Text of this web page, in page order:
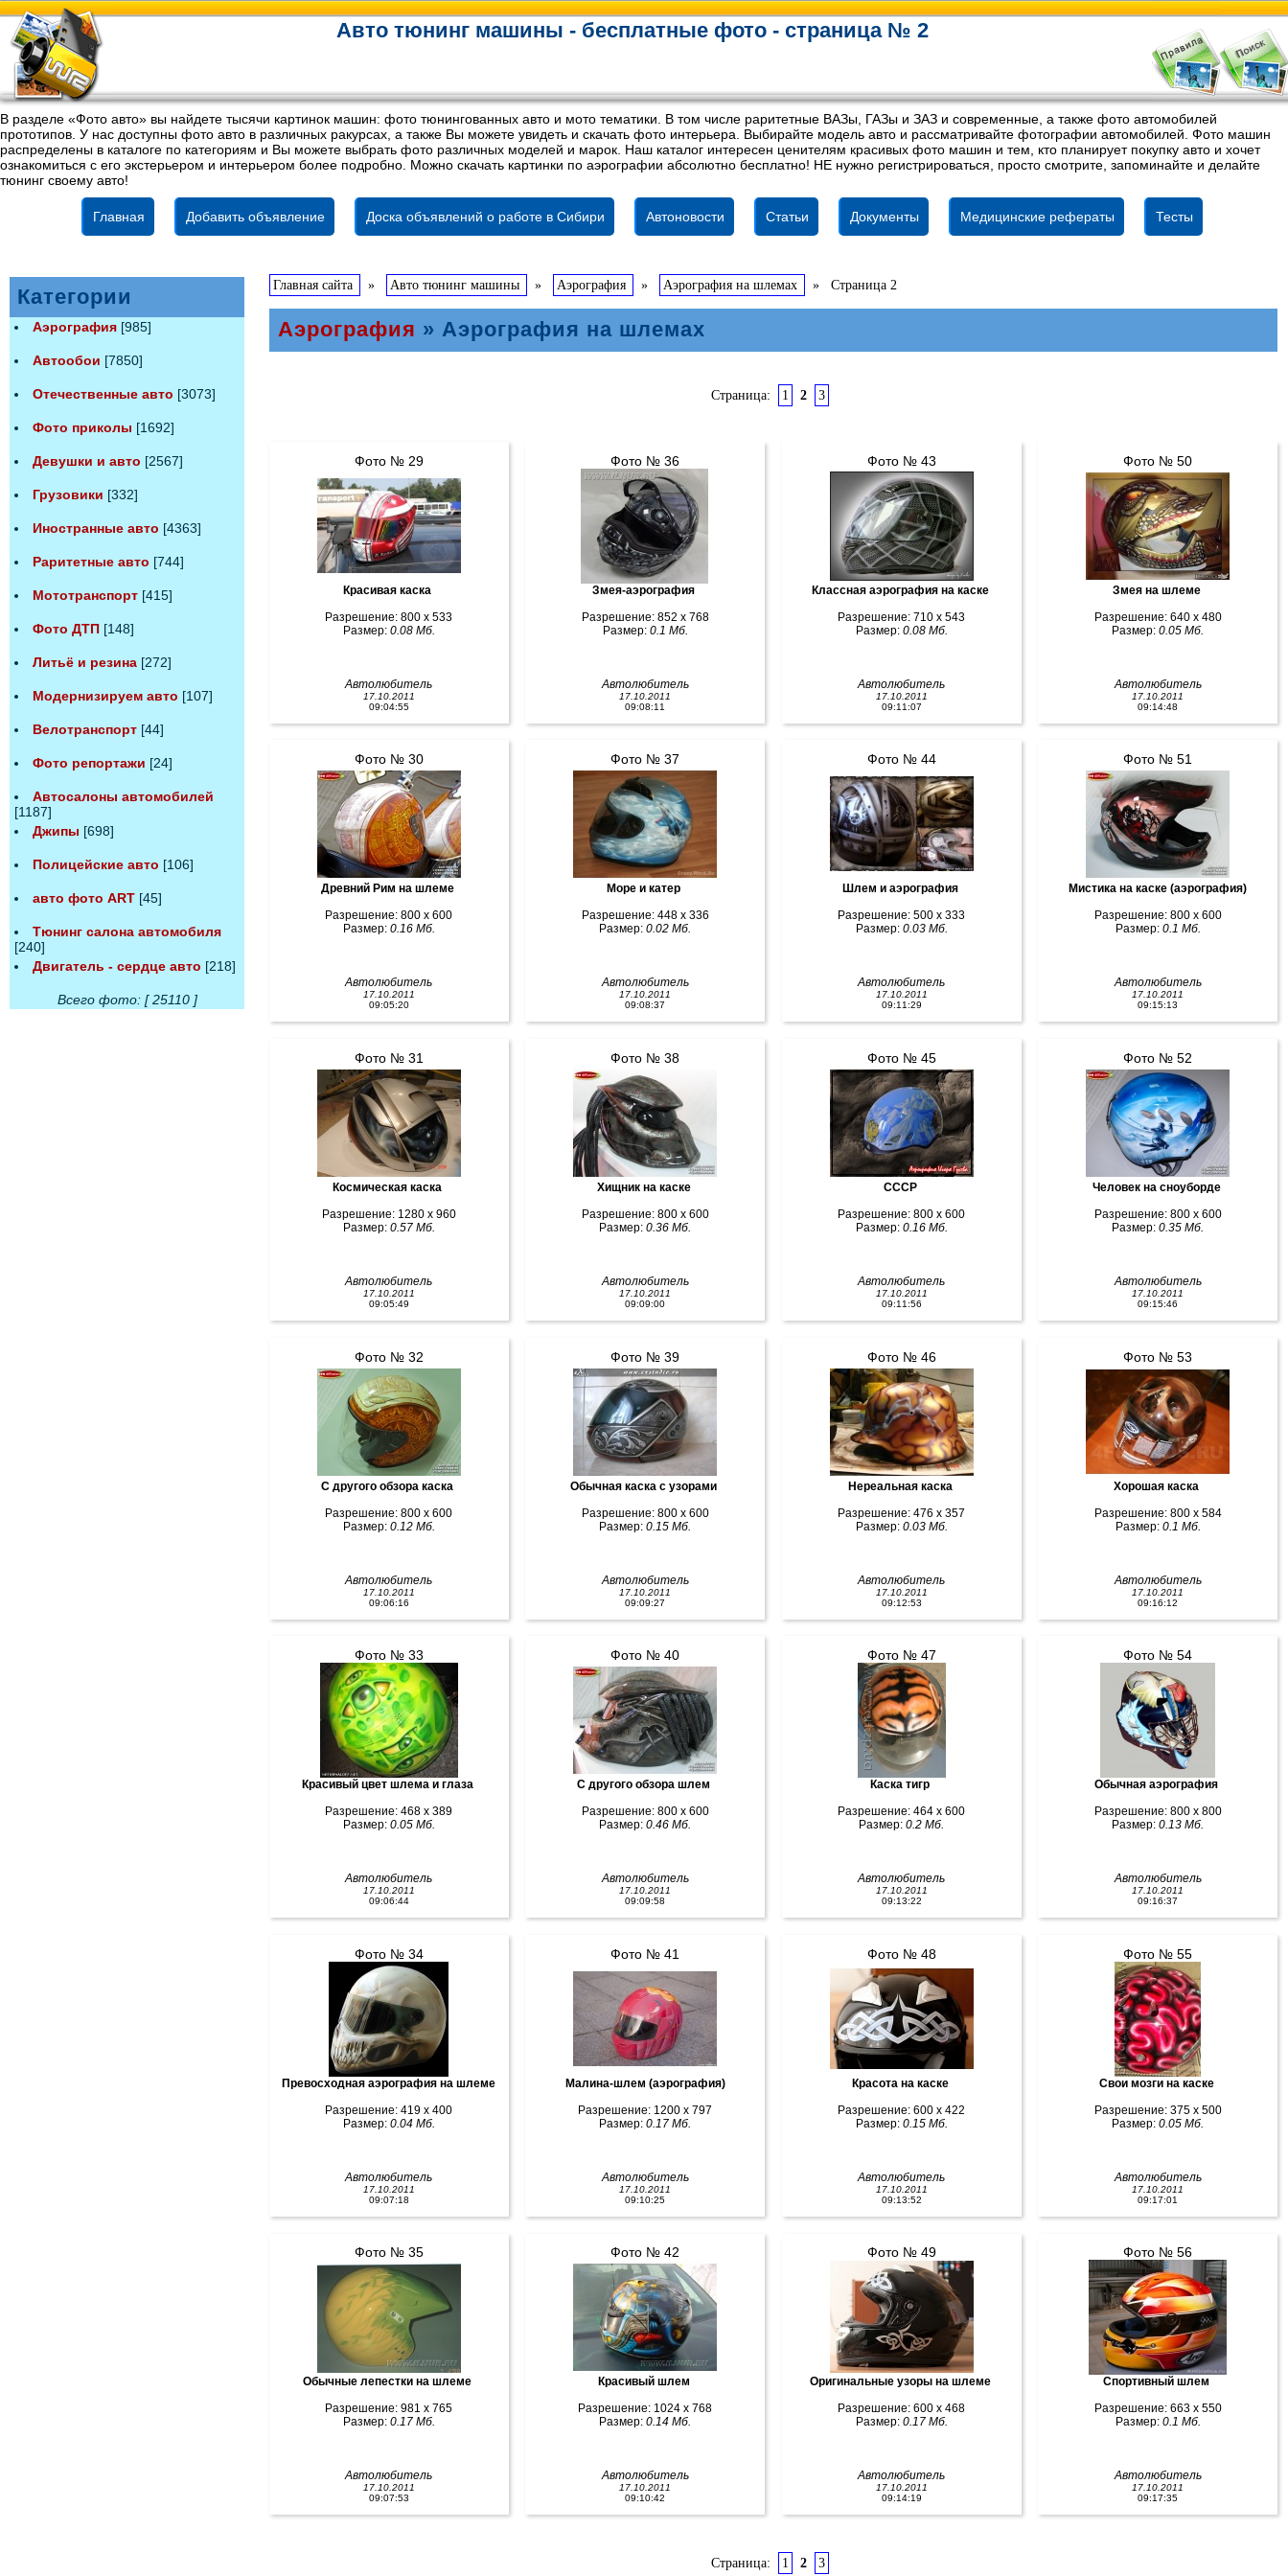
Авто тюнинг машины - бесплатные фото - страница № 2
В разделе «Фото авто» вы найдете тысячи картинок машин: фото тюнингованных авто и мото тематики. В том числе раритетные ВАЗы, ГАЗы и ЗАЗ и современные, а также фото автомобилей
прототипов. У нас доступны фото авто в различных ракурсах, а также Вы можете увидеть и скачать фото интерьера. Выбирайте модель авто и рассматривайте фотографии автомобилей. Фото машин
распределены в каталоге по категориям и Вы можете выбрать фото различных моделей и марок. Наш каталог интересен ценителям красивых фото машин и тем, кто планирует покупку авто и хочет
ознакомиться с его экстерьером и интерьером более подробно. Можно скачать картинки по аэрографии абсолютно бесплатно! НЕ нужно регистрироваться, просто смотрите, запоминайте и делайте
тюнинг своему авто!
Главная Добавить объявление Доска объявлений о работе в Сибири Автоновости Статьи Документы Медицинские рефераты Тесты
Категории
Аэрография [985]
Автообои [7850]
Отечественные авто [3073]
Фото приколы [1692]
Девушки и авто [2567]
Грузовики [332]
Иностранные авто [4363]
Раритетные авто [744]
Мототранспорт [415]
Фото ДТП [148]
Литьё и резина [272]
Модернизируем авто [107]
Велотранспорт [44]
Фото репортажи [24]
Автосалоны автомобилей
[1187]
Джипы [698]
Полицейские авто [106]
авто фото ART [45]
Тюнинг салона автомобиля
[240]
Двигатель - сердце авто [218]
Всего фото: [ 25110 ]
Главная сайта » Авто тюнинг машины » Аэрография » Аэрография на шлемах » Страница 2
Аэрография » Аэрография на шлемах
Страница: 1 2 3
Фото № 29
Красивая каска
Разрешение: 800 x 533
Размер: 0.08 Мб.
Автолюбитель
17.10.2011
09:04:55
Фото № 30
Древний Рим на шлеме
Разрешение: 800 x 600
Размер: 0.16 Мб.
Автолюбитель
17.10.2011
09:05:20
Фото № 31
Космическая каска
Разрешение: 1280 x 960
Размер: 0.57 Мб.
Автолюбитель
17.10.2011
09:05:49
Фото № 32
С другого обзора каска
Разрешение: 800 x 600
Размер: 0.12 Мб.
Автолюбитель
17.10.2011
09:06:16
Фото № 33
Красивый цвет шлема и глаза
Разрешение: 468 x 389
Размер: 0.05 Мб.
Автолюбитель
17.10.2011
09:06:44
Фото № 34
Превосходная аэрография на шлеме
Разрешение: 419 x 400
Размер: 0.04 Мб.
Автолюбитель
17.10.2011
09:07:18
Фото № 35
Обычные лепестки на шлеме
Разрешение: 981 x 765
Размер: 0.17 Мб.
Автолюбитель
17.10.2011
09:07:53
Фото № 36
Змея-аэрография
Разрешение: 852 x 768
Размер: 0.1 Мб.
Автолюбитель
17.10.2011
09:08:11
Фото № 37
Море и катер
Разрешение: 448 x 336
Размер:0.02 Мб.
Автолюбитель
17.10.2011
09:08:37
Фото № 38
Хищник на каске
Разрешение: 800 x 600
Размер:0.36 Мб.
Автолюбитель
17.10.2011
09:09:00
Фото № 39
Обычная каска с узорами
Разрешение: 800 x 600
Размер:0.15 Мб.
Автолюбитель
17.10.2011
09:09:27
Фото № 40
С другого обзора шлем
Разрешение: 800 x 600
Размер:0.46 Мб.
Автолюбитель
17.10.2011
09:09:58
Фото № 41
Малина-шлем (аэрография)
Разрешение: 1200 x 797
Размер:0.17 Мб.
Автолюбитель
17.10.2011
09:10:25
Фото № 42
Красивый шлем
Разрешение: 1024 x 768
Размер:0.14 Мб.
Автолюбитель
17.10.2011
09:10:42
Фото № 43
Классная аэрография на каске
Разрешение: 710 x 543
Размер: 0.08 Мб.
Автолюбитель
17.10.2011
09:11:07
Фото № 44
Шлем и аэрография
Разрешение: 500 x 333
Размер: 0.03 Мб.
Автолюбитель
17.10.2011
09:11:29
Фото № 45
СССР
Разрешение: 800 x 600
Размер: 0.16 Мб.
Автолюбитель
17.10.2011
09:11:56
Фото № 46
Нереальная каска
Разрешение: 476 x 357
Размер: 0.03 Мб.
Автолюбитель
17.10.2011
09:12:53
Фото № 47
Каска тигр
Разрешение: 464 x 600
Размер:0.2 Мб.
Автолюбитель
17.10.2011
09:13:22
Фото № 48
Красота на каске
Разрешение: 600 x 422
Размер: 0.15 Мб.
Автолюбитель
17.10.2011
09:13:52
Фото № 49
Оригинальные узоры на шлеме
Разрешение: 600 x 468
Размер: 0.17 Мб.
Автолюбитель
17.10.2011
09:14:19
Фото № 50
Змея на шлеме
Разрешение: 640 x 480
Размер:0.05 Мб.
Автолюбитель
17.10.2011
09:14:48
Фото № 51
Мистика на каске (аэрография)
Разрешение: 800 x 600
Размер: 0.1 Мб.
Автолюбитель
17.10.2011
09:15:13
Фото № 52
Человек на сноуборде
Разрешение: 800 x 600
Размер:0.35 Мб.
Автолюбитель
17.10.2011
09:15:46
Фото № 53
Хорошая каска
Разрешение: 800 x 584
Размер: 0.1 Мб.
Автолюбитель
17.10.2011
09:16:12
Фото № 54
Обычная аэрография
Разрешение: 800 x 800
Размер:0.13 Мб.
Автолюбитель
17.10.2011
09:16:37
Фото № 55
Свои мозги на каске
Разрешение: 375 x 500
Размер:0.05 Мб.
Автолюбитель
17.10.2011
09:17:01
Фото № 56
Спортивный шлем
Разрешение: 663 x 550
Размер: 0.1 Мб.
Автолюбитель
17.10.2011
09:17:35
Страница: 1 2 3